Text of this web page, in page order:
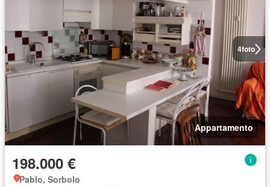
4foto
Appartamento
198.000 €
Pablo, Sorbolo